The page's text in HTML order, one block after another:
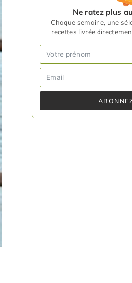
Ne ratez plus
Chaque semaine, une
recettes livrée